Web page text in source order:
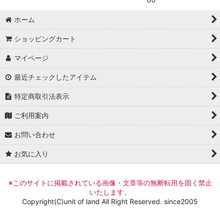
ホーム
ショッピングカート
マイページ
最近チェックしたアイテム
特定商取引法表示
ご利用案内
お問い合わせ
お気に入り
※このサイトに掲載されている画像・文章等の無断転用を固く禁止
いたします。
Copyright(C)unit of land All Right Reserved. since2005